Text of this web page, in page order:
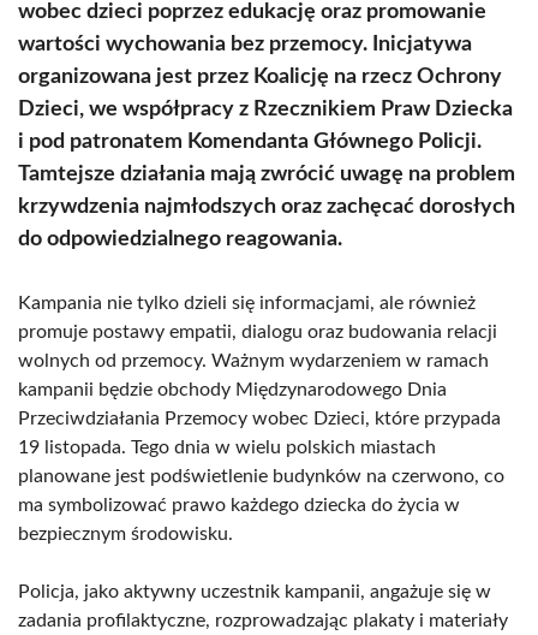
wobec dzieci poprzez edukację oraz promowanie
wartości wychowania bez przemocy. Inicjatywa
organizowana jest przez Koalicję na rzecz Ochrony
Dzieci, we współpracy z Rzecznikiem Praw Dziecka
i pod patronatem Komendanta Głównego Policji.
Tamtejsze działania mają zwrócić uwagę na problem
krzywdzenia najmłodszych oraz zachęcać dorosłych
do odpowiedzialnego reagowania.
Kampania nie tylko dzieli się informacjami, ale również
promuje postawy empatii, dialogu oraz budowania relacji
wolnych od przemocy. Ważnym wydarzeniem w ramach
kampanii będzie obchody Międzynarodowego Dnia
Przeciwdziałania Przemocy wobec Dzieci, które przypada
19 listopada. Tego dnia w wielu polskich miastach
planowane jest podświetlenie budynków na czerwono, co
ma symbolizować prawo każdego dziecka do życia w
bezpiecznym środowisku.
Policja, jako aktywny uczestnik kampanii, angażuje się w
zadania profilaktyczne, rozprowadzając plakaty i materiały